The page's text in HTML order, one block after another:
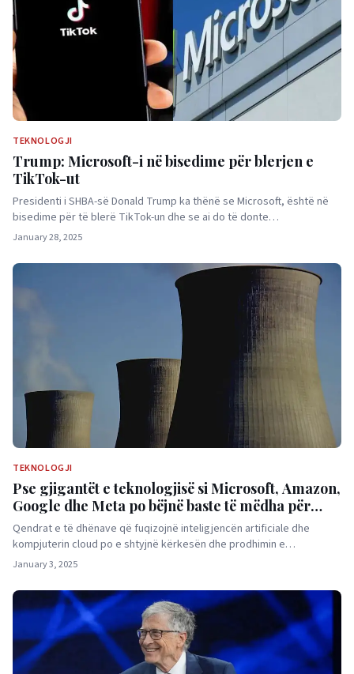
TEKNOLOGJI
Trump: Microsoft-i në bisedime për blerjen e
TikTok-ut
Presidenti i SHBA-së Donald Trump ka thënë se Microsoft, është në
bisedime për të blerë TikTok-un dhe se ai do të donte…
January 28, 2025
TEKNOLOGJI
Pse gjigantët e teknologjisë si Microsoft, Amazon,
Google dhe Meta po bëjnë baste të mëdha për
energjinë bërthamore
Qendrat e të dhënave që fuqizojnë inteligjencën artificiale dhe
kompjuterin cloud po e shtyjnë kërkesën dhe prodhimin e…
January 3, 2025